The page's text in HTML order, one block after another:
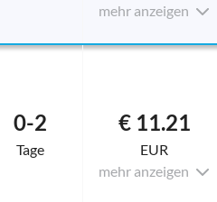
mehr anzeigen
0-2
Tage
€ 11.21
EUR
mehr anzeigen